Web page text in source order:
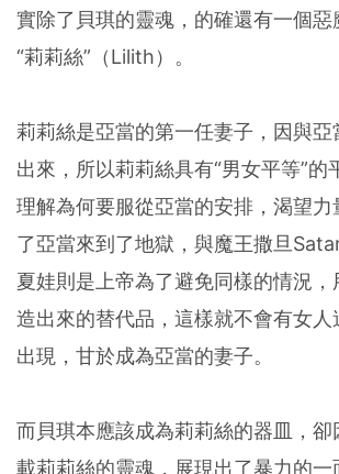
實除了貝琪的靈魂，的確還有一個惡
“莉莉絲”（Lilith）。
莉莉絲是亞當的第一任妻子，因與亞
出來，所以莉莉絲具有“男女平等”的
理解為何要服從亞當的安排，渴望力
了亞當來到了地獄，與魔王撒旦
夏娃則是上帝為了避免同樣的情況，
造出來的替代品，這樣就不會有女人
出現，甘於成為亞當的妻子。
而貝琪本應該成為莉莉絲的器皿，卻
載莉莉絲的靈魂，展現出了暴力的一